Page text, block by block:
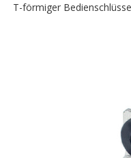
T-förmiger